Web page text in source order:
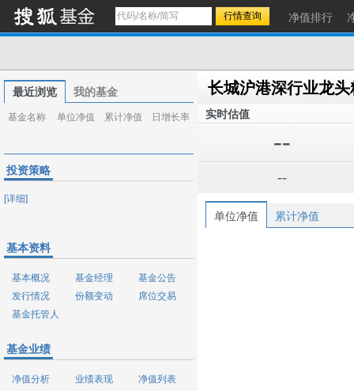
净值排行
最近浏览 我的基金
基金名称 单位净值 累计净值 日增长率
投资策略
[详细]
基本资料
基本概况 基金经理
基金公告
发行情况
份额变动
席位交易
基金托管人
基金业绩
净值分析 业绩表现
净值列表
实时估值
--
--
单位净值 累计净值